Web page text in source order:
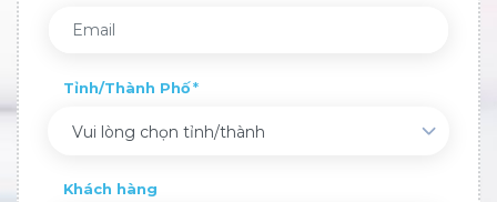
Tỉnh/Thành Phố
Vui lòng chọn tỉnh/thành
Khách hàng